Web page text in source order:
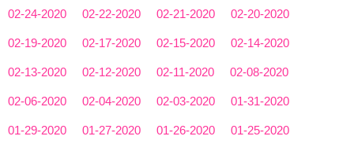
02-24-2020 02-22-2020 02-21-2020 02-20-2020
02-19-2020 02-17-2020 02-15-2020 02-14-2020
02-13-2020 02-12-2020 02-11-2020 02-08-2020
02-06-2020 02-04-2020 02-03-2020 01-31-2020
01-29-2020 01-27-2020 01-26-2020 01-25-2020